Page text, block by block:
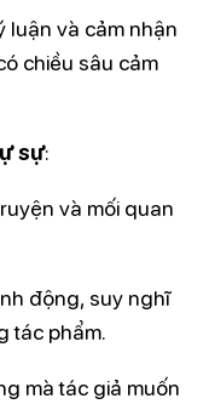
luận và cảm nhận
chiều sâu cảm
sự:
và mối quan
động, suy nghĩ
tác phẩm.
mà tác giả muốn